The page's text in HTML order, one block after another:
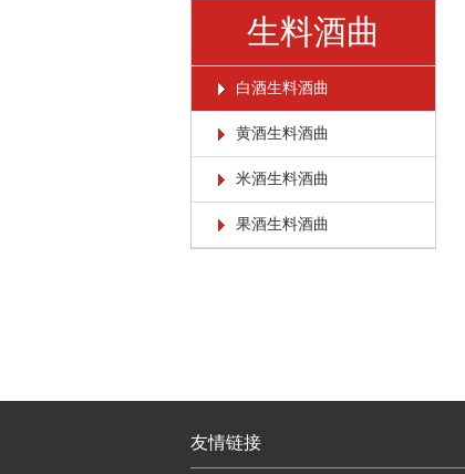
生料酒曲
白酒生料酒曲
黄酒生料酒曲
米酒生料酒曲
果酒生料酒曲
友情链接